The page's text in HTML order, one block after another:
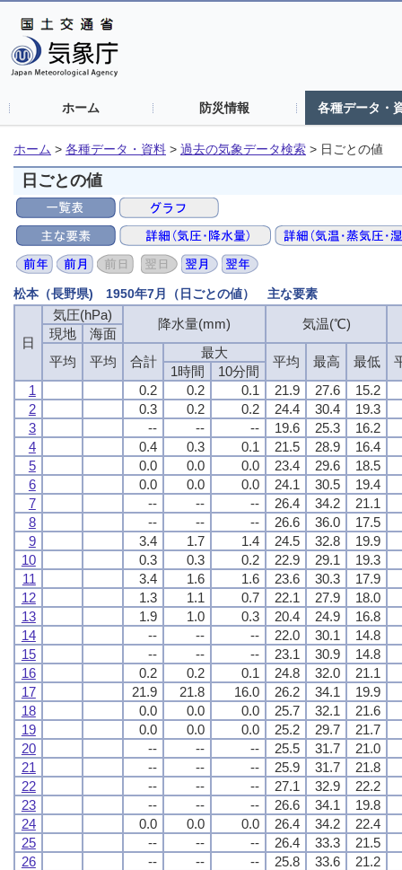
ホーム 防災情報 各種データ・
ホーム > 各種データ・資料 > 過去の気象データ検索 > 日ごとの値
日ごとの値
松本（長野県) 1950年7月（日ごとの値） 主な要素
日
気圧(hPa)
降水量(mm) 気温(℃)
現地
海面
平均
平均 合計
最大
平均 最高 最低
1時間
10分間
1
0.2 0.2 0.1 21.9 27.6
15.2
2
0.3 0.2 0.2 24.4 30.4
19.3
3
-- -- -- 19.6 25.3
16.2
4
0.4 0.3 0.1 21.5 28.9
16.4
5
0.0 0.0 0.0 23.4 29.6
18.5
6
0.0 0.0 0.0 24.1 30.5
19.4
7
-- -- -- 26.4 34.2
21.1
8
-- -- -- 26.6 36.0
17.5
9
3.4 1.7 1.4 24.5 32.8
19.9
10
0.3 0.3 0.2 22.9 29.1
19.3
11
3.4 1.6 1.6 23.6 30.3
17.9
12
1.3 1.1 0.7 22.1 27.9
18.0
13
1.9 1.0 0.3 20.4 24.9
16.8
14
-- -- -- 22.0 30.1
14.8
15
-- -- -- 23.1 30.9
14.8
16
0.2 0.2 0.1 24.8 32.0
21.1
17
21.9 21.8 16.0 26.2 34.1
19.9
18
0.0 0.0 0.0 25.7 32.1
21.6
19
0.0 0.0 0.0 25.2 29.7
21.7
20
-- -- -- 25.5 31.7
21.0
21
-- -- -- 25.9 31.7
21.8
22
-- -- -- 27.1 32.9
22.2
23
-- -- -- 26.6 34.1
19.8
24
0.0 0.0 0.0 26.4 34.2
22.4
25
-- -- -- 26.4 33.3
21.5
26
-- -- -- 25.8 33.6
21.2